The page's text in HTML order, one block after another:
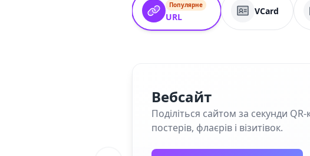
Популярне
URL
VCard
Вебсайт
Поділіться сайтом за секунди
постерів, флаєрів і візитівок.